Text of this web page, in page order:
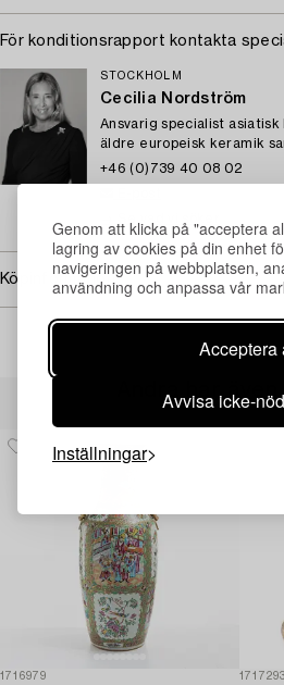
Genom att klicka på "acceptera
lagring av cookies på din enhet
navigeringen på webbplatsen,
användning och anpassa vår
Acceptera
Avvisa icke-
Inställningar
För konditionsrapport kontakta
STOCKHOLM
Cecilia Nordström
Ansvarig specialist
äldre europeisk keramik
+46 (0)739 40 08 02
Köpinformation
Andra har
1716979 1717293